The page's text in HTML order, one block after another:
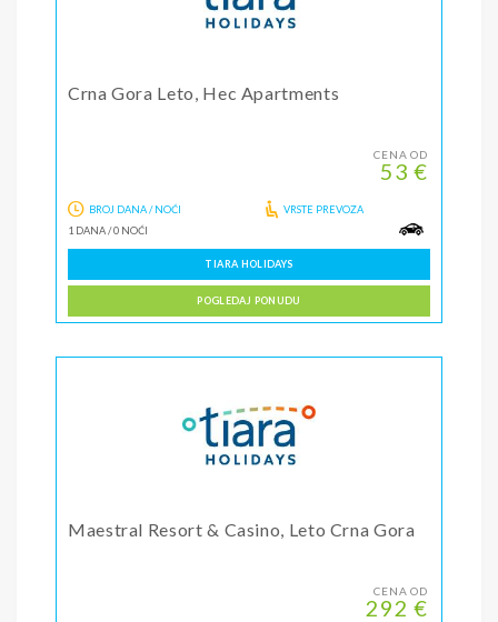
Crna Gora Leto, Hec Apartments
CENA OD
53 €
BROJ DANA / NOĆI
1 DANA/0 NOĆI
VRSTE PREVOZA
TIARA HOLIDAYS
POGLEDAJ PONUDU
Maestral Resort & Casino, Leto Crna Gora
CENA OD
292 €